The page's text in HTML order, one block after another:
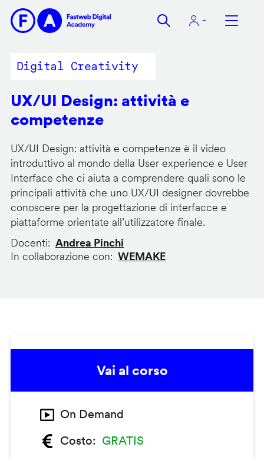
contenuto
Digital Creativity
UX/UI Design: attività e
competenze
UX/UI Design: attività e competenze è il video
introduttivo al mondo della User experience e User
Interface che ci aiuta a comprendere quali sono le
principali attività che uno UX/UI designer dovrebbe
conoscere per la progettazione di interfacce e
piattaforme orientate all’utilizzatore finale.
Docenti
Andrea Pinchi
In collaborazione con
WEMAKE
Vai al corso
On Demand
Costo
GRATIS